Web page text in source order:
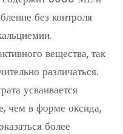
без контроля
вещества, так
различаться.
усваивается
чем в форме оксида,
более